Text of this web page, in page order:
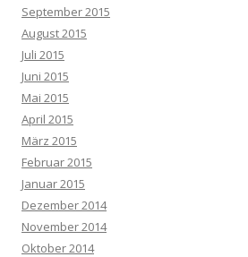
September 2015
August 2015
Juli 2015
Juni 2015
Mai 2015
April 2015
März 2015
Februar 2015
Januar 2015
Dezember 2014
November 2014
Oktober 2014